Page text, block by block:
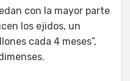
con la mayor parte
los ejidos, un
cada 4 meses”,